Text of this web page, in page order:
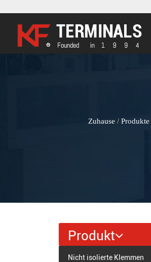
Zuhause / Produkte
Produkt
Nicht isolierte Klemmen